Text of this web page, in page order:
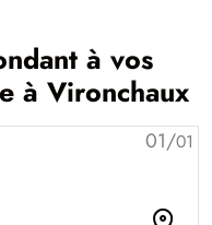
à vos
à Vironchaux
01/01